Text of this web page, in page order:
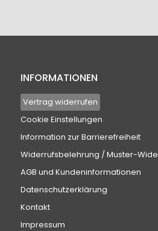
INFORMATIONEN
Vertrag widerrufen
Cookie Einstellungen
Information zur Barrierefreiheit
Widerrufsbelehrung / Muster-
AGB und Kundeninformationen
Datenschutzerklärung
Kontakt
Impressum